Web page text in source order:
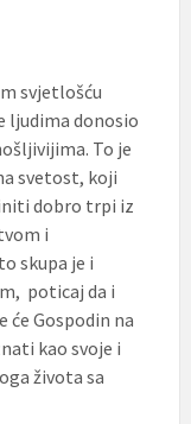
svjetlošću
ljudima donosio
To je
svetost, koji
dobro trpi iz
i
skupa je i
poticaj da i
će Gospodin na
kao svoje i
života sa